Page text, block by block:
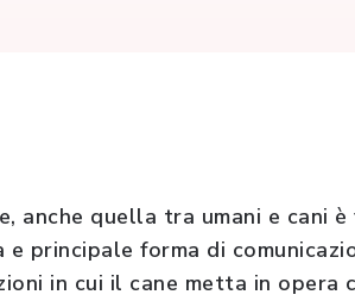
anche quella tra umani e cani
e principale forma di
in cui il cane metta in opera